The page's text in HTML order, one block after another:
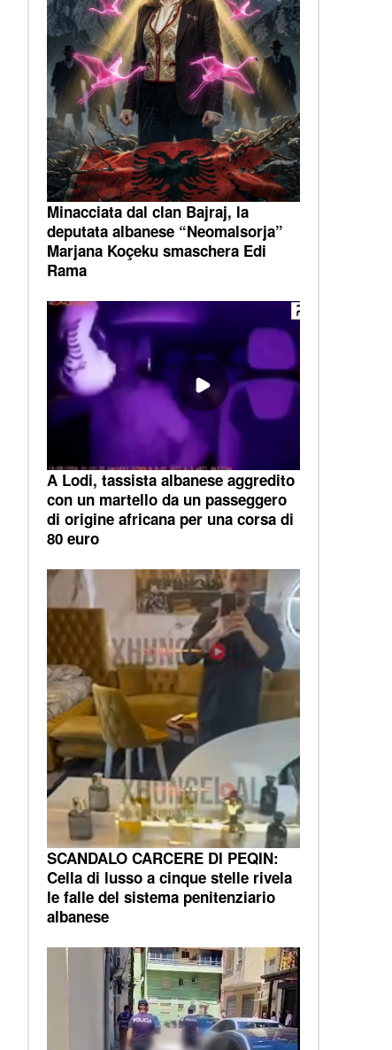
Minacciata dal clan Bajraj, la
deputata albanese “Neomalsorja”
Marjana Koçeku smaschera Edi
Rama
A Lodi, tassista albanese aggredito
con un martello da un passeggero
di origine africana per una corsa di
80 euro
SCANDALO CARCERE DI PEQIN:
Cella di lusso a cinque stelle rivela
le falle del sistema penitenziario
albanese